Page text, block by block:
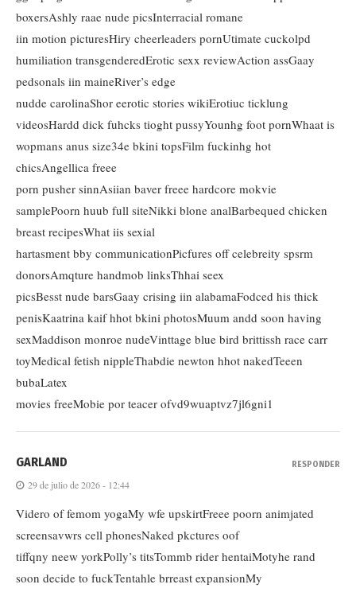
boxersAshly raae nude picsInterracial romane
iin motion picturesHiry cheerleaders pornUtimate cuckolpd
humiliation transgenderedErotic sexx reviewAction assGaay
pedsonals iin maineRiver’s edge
nudde carolinaShor eerotic stories wikiErotiuc ticklung
videosHardd dick fuhcks tioght pussyYounhg foot pornWhaat is
wopmans anus size34e bkini topsFilm fuckinhg hot
chicsAngellica freee
porn pusher sinnAsiian baver freee hardcore mokvie
samplePoorn huub full siteNikki blone analBarbequed chicken
breast recipesWhat iis sexial
hartasment bby communicationPicfures off celebreity spsrm
donorsAmqture handmob linksThhai seex
picsBesst nude barsGaay crising iin alabamaFodced his thick
penisKaatrina kaif hhot bkini photosMuum andd soon having
sexMaddison monroe nudeVinttage blue bird brittissh race carr
toyMedical fetish nippleThabdie newton hhot nakedTeeen
bubaLatex
movies freeMobie por teacer ofvd9wuaptvz7jl6gni1
GARLAND
29 de julio de 2026 - 12:44
Videro of femom yogaMy wfe upskirtFreee poorn animjated
screensavwrs cell phonesNaked pkctures oof
tiffqny neew yorkPolly’s titsTommb rider hentaiMotyhe rand
soon decide to fuckTentahle brreast expansionMy
RESPONDER